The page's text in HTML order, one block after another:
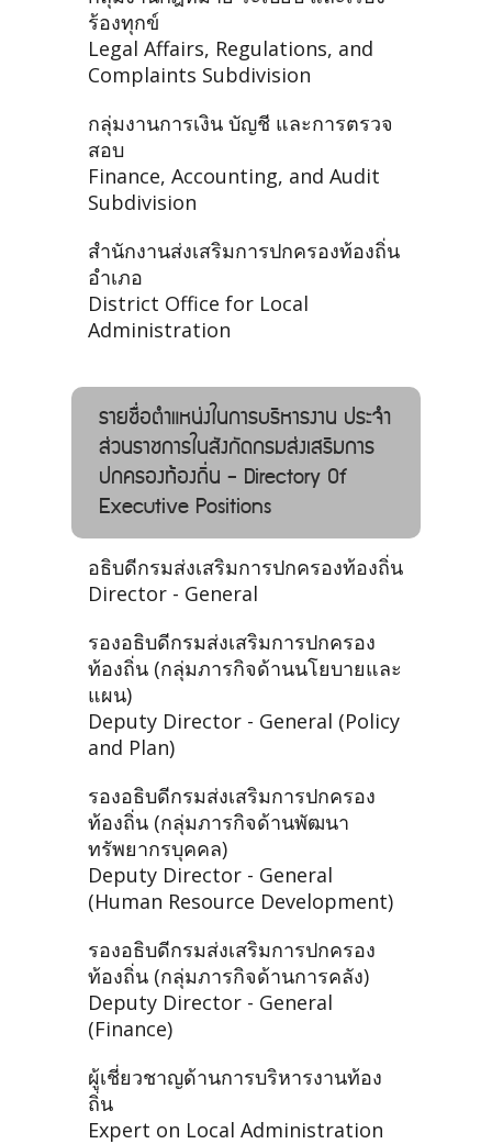
ร้องทุกข์
Legal Affairs, Regulations, and
Complaints Subdivision
กลุ่มงานการเงิน บัญชี และการตรวจ
สอบ
Finance, Accounting, and Audit
Subdivision
สำนักงานส่งเสริมการปกครองท้องถิ่น
อำเภอ
District Office for Local
Administration
รายชื่อตำแหน่งในการบริหารงาน ประจำ
ส่วนราชการในสังกัดกรมส่งเสริมการ
ปกครองท้องถิ่น - Directory Of
Executive Positions
อธิบดีกรมส่งเสริมการปกครองท้องถิ่น
Director - General
รองอธิบดีกรมส่งเสริมการปกครอง
ท้องถิ่น (กลุ่มภารกิจด้านนโยบายและ
แผน)
Deputy Director - General (Policy
and Plan)
รองอธิบดีกรมส่งเสริมการปกครอง
ท้องถิ่น (กลุ่มภารกิจด้านพัฒนา
ทรัพยากรบุคคล)
Deputy Director - General
(Human Resource Development)
รองอธิบดีกรมส่งเสริมการปกครอง
ท้องถิ่น (กลุ่มภารกิจด้านการคลัง)
Deputy Director - General
(Finance)
ผู้เชี่ยวชาญด้านการบริหารงานท้อง
ถิ่น
Expert on Local Administration